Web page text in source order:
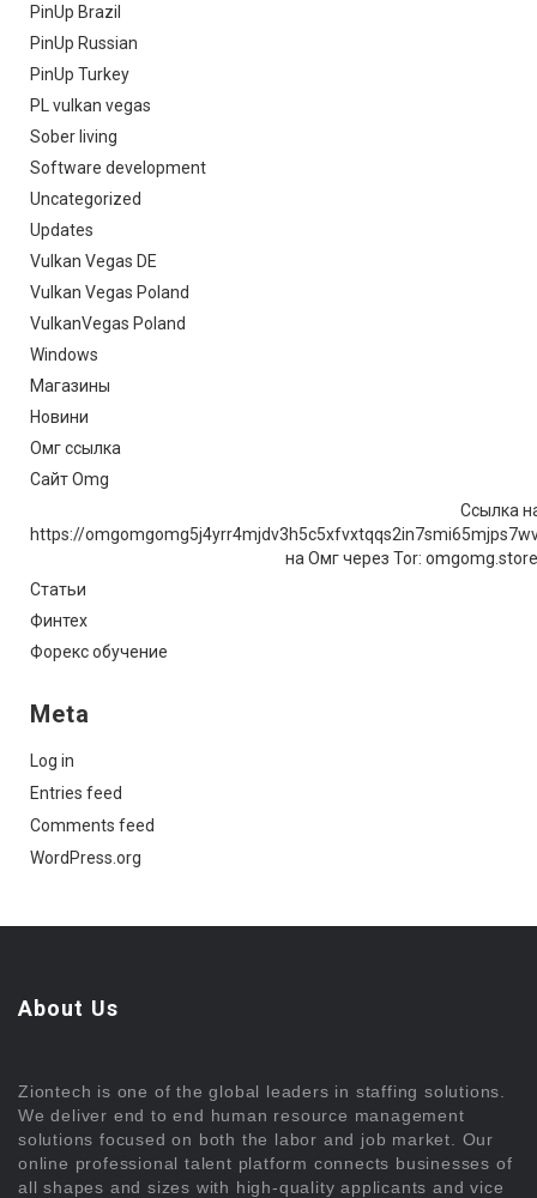
PinUp Brazil
PinUp Russian
PinUp Turkey
PL vulkan vegas
Sober living
Software development
Uncategorized
Updates
Vulkan Vegas DE
Vulkan Vegas Poland
VulkanVegas Poland
Windows
Магазины
Новини
Омг ссылка
Сайт Omg
Ссылка
https://
на Омг через Tor:
Статьи
Финтех
Форекс обучение
Meta
Log in
Entries feed
Comments feed
WordPress.org
About Us
Ziontech is one of the global leaders in staffing solutions.
We deliver end to end human resource management
solutions focused on both the labor and job market. Our
online professional talent platform connects businesses of
all shapes and sizes with high-quality applicants and vice